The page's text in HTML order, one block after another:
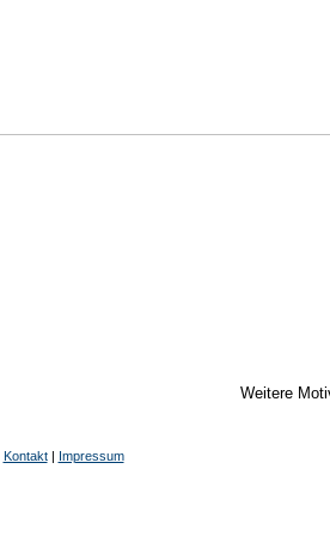
Weitere
Kontakt| Impressum